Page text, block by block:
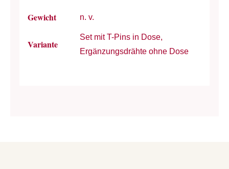
Gewicht n. v.
Variante
Set mit T-Pins in Dose,
Ergänzungsdrähte ohne Dose